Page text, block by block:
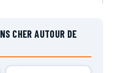
CHER AUTOUR DE